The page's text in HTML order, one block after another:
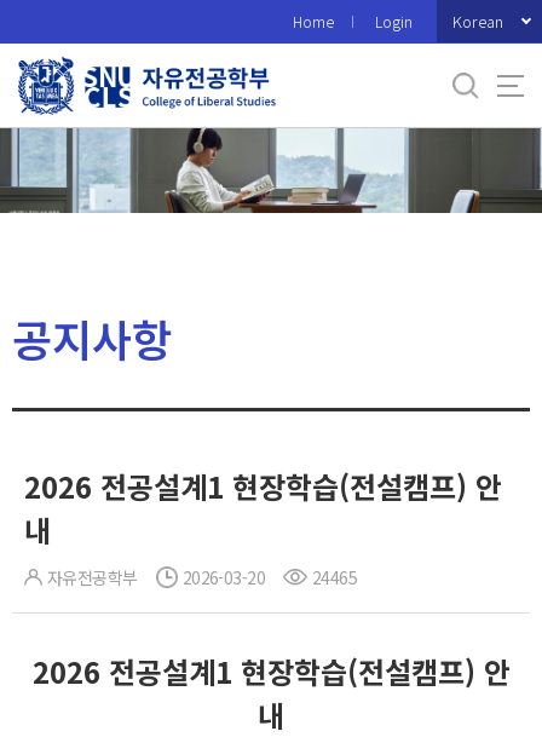
로
메
Home Login Korean
공지사항
2026 전공설계1 현장학습(전설캠프) 안
내
자유전공학부 2026-03-20 24465
2026 전공설계1 현장학습(전설캠프) 안
내